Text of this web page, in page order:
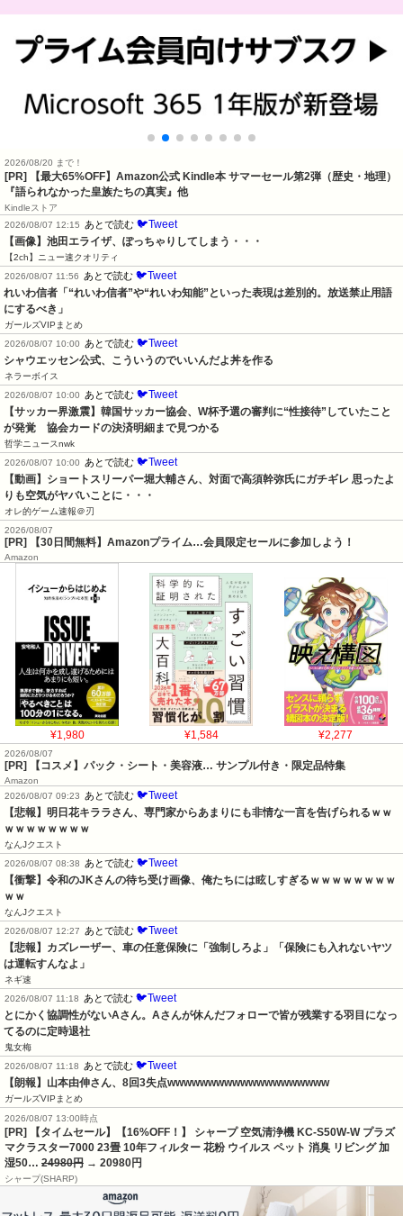
2026/08/20 まで！
[PR]
【最大65%OFF】Amazon公式 Kindle本 サマーセール第2弾（歴史・地理）
『語られなかった皇族たちの真実』他
Kindleストア
2026/08/07 12:15
あとで読む 🐦Tweet
【画像】池田エライザ、ぽっちゃりしてしまう・・・
【2ch】ニュー速クオリティ
2026/08/07 11:56
あとで読む 🐦Tweet
れいわ信者「“れいわ信者”や“れいわ知能”といった表現は差別的。放送禁止用語
にするべき」
ガールズVIPまとめ
2026/08/07 10:00
あとで読む 🐦Tweet
シャウエッセン公式、こういうのでいいんだよ丼を作る
ネラーボイス
2026/08/07 10:00
あとで読む 🐦Tweet
【サッカー界激震】韓国サッカー協会、W杯予選の審判に“性接待”していたこと
が発覚　協会カードの決済明細まで見つかる
哲学ニュースnwk
2026/08/07 10:00
あとで読む 🐦Tweet
【動画】ショートスリーパー堀大輔さん、対面で高須幹弥氏にガチギレ 思ったよ
りも空気がヤバいことに・・・
オレ的ゲーム速報＠刃
2026/08/07
[PR] 【30日間無料】Amazonプライム…会員限定セールに参加しよう！
Amazon
¥1,980 ¥1,584 ¥2,277
2026/08/07
[PR] 【コスメ】パック・シート・美容液… サンプル付き・限定品特集
Amazon
2026/08/07 09:23
あとで読む 🐦Tweet
【悲報】明日花キララさん、専門家からあまりにも非情な一言を告げられるｗｗ
ｗｗｗｗｗｗｗｗ
なんJクエスト
2026/08/07 08:38
あとで読む 🐦Tweet
【衝撃】令和のJKさんの待ち受け画像、俺たちには眩しすぎるｗｗｗｗｗｗｗｗ
ｗｗ
なんJクエスト
2026/08/07 12:27
あとで読む 🐦Tweet
【悲報】カズレーザー、車の任意保険に「強制しろよ」「保険にも入れないヤツ
は運転すんなよ」
ネギ速
2026/08/07 11:18
あとで読む 🐦Tweet
とにかく協調性がないAさん。Aさんが休んだフォローで皆が残業する羽目になっ
てるのに定時退社
鬼女梅
2026/08/07 11:18
あとで読む 🐦Tweet
【朗報】山本由伸さん、8回3失点wwwwwwwwwwwwwwwwwwww
ガールズVIPまとめ
2026/08/07 13:00時点
[PR] 【タイムセール】【16%OFF！】 シャープ 空気清浄機 KC-S50W-W プラズ
マクラスター7000 23畳 10年フィルター 花粉 ウイルス ペット 消臭 リビング 加
湿50… 24980円 → 20980円
シャープ(SHARP)